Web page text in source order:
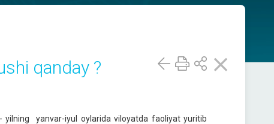
qanday ?
yilning yanvar-iyul oylarida viloyatda faoliyat yuritib